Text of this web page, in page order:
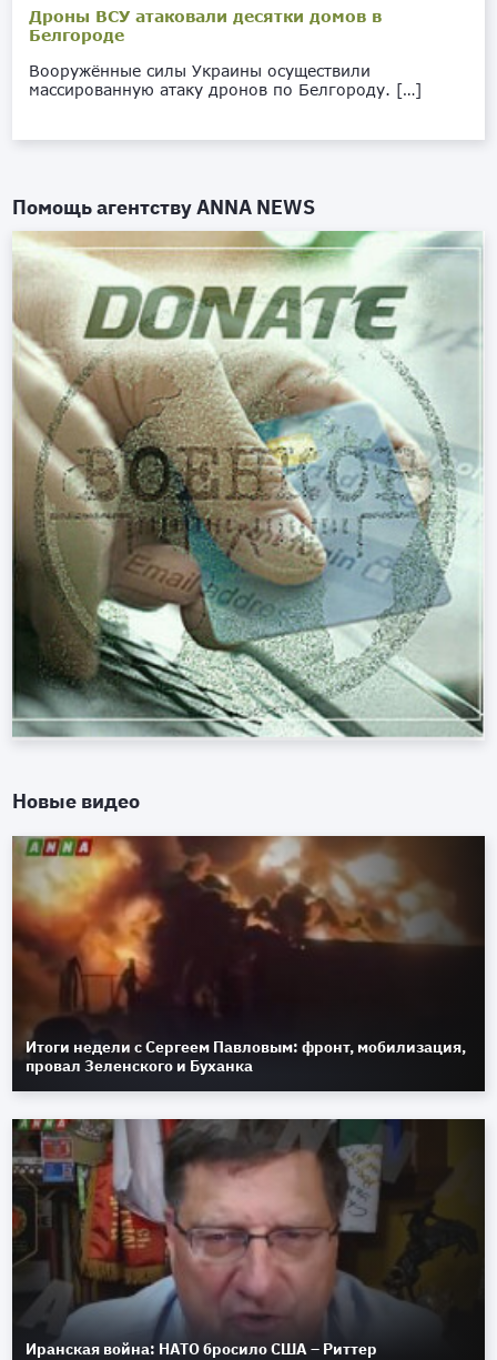
Дроны ВСУ атаковали десятки домов в
Белгороде
Вооружённые силы Украины осуществили
массированную атаку дронов по Белгороду. […]
Помощь агентствуANNA NEWS
Новые видео
Итоги недели с Сергеем Павловым: фронт, мобилизация,
провал Зеленского и Буханка
Иранская война: НАТО бросило США – Риттер